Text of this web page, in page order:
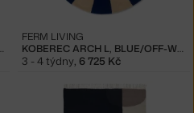
OFF-WHITE KOBEREC ARCH L, BLUE/OFF-WHITE
FERM LIVING
3 - 4 týdny, 6 725 Kč